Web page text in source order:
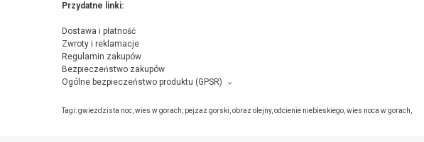
Przydatne linki:
Dostawa i płatność
Zwroty i reklamacje
Regulamin zakupów
Bezpieczeństwo zakupów
Ogólne bezpieczeństwo produktu (GPSR)
Maria Woithofer , Polna 5, 05-080 Hornowek, kontakt ze sprzedającym
Tagi:gwiezdzista noc wies w gorach pejzaz gorski obraz olejny, odcienie niebieskiego wies noca w gorach